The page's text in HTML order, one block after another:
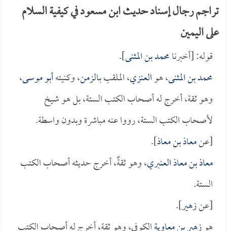
تراجم رجال إسناد حديث ابن مسعود في كيفية السلام
على اليمين
قوله: [أخبرنامحمد بن المثنى].
محمد بن المثنى، هوالعنزي، الملقب بـالزمن، وكنيتهأبو موسى،
وهو ثقة، أخرج له أصحاب الكتب الستة، بل هو شيخ
لأصحاب الكتب الستة، رووا عنه مباشرة وبدون واسطة.
[عنمعاذ بن معاذ].
معاذ بن معاذ العنبري، وهو ثقةٌ، أخرج حديثه أصحاب الكتب
الستة.
[عنزهير].